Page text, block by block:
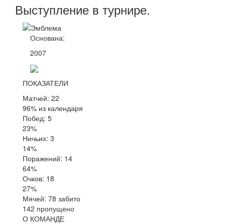
Выступление в турнире.
Основана:
2007
ПОКАЗАТЕЛИ
Матчей: 22
96% из календаря
Побед: 5
23%
Ничьих: 3
14%
Поражений: 14
64%
Очков: 18
27%
Мячей: 78 забито
142 пропущено
О КОМАНДЕ